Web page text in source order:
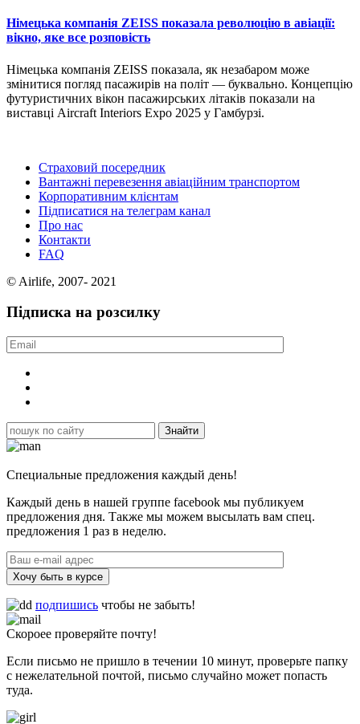
Німецька компанія ZEISS показала революцію в авіації:
вікно, яке все розповість
Німецька компанія ZEISS показала, як незабаром може
змінитися погляд пасажирів на політ — буквально. Концепцію
футуристичних вікон пасажирських літаків показали на
виставці Aircraft Interiors Expo 2025 у Гамбурзі.
Страховий посередник
Вантажні перевезення авіаційним транспортом
Корпоративним клієнтам
Підписатися на телеграм канал
Про нас
Контакти
FAQ
© Airlife, 2007- 2021
Підписка на розсилку
Специальные предложения каждый день!
Каждый день в нашей группе facebook мы публикуем
предложения дня. Также мы можем высылать вам спец.
предложения 1 раз в неделю.
Хочу быть в курсе
подпишись чтобы не забыть!
Скороее проверяйте почту!
Если письмо не пришло в течении 10 минут, проверьте папку
с нежелательной почтой, письмо случайно может попасть
туда.